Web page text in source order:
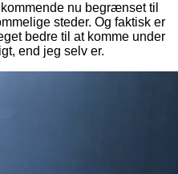
nu begrænset til
steder. Og faktisk er
bedre til at komme under
end jeg selv er.